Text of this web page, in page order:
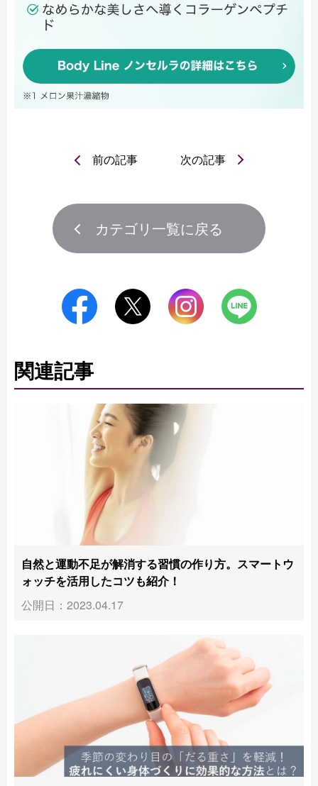
前の記事 次の記事
カテゴリ一覧に戻る
関連記事
自然と運動不足が解消する習慣の作り方。スマートウ
ォッチを活用したコツも紹介！
公開日：2023.04.17